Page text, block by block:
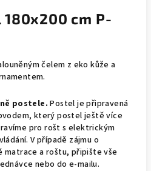
cm P-
čelem z eko kůže a
postele.Postel je připravená
který postel ještě více
pro rošt s elektrickým
V případě zájmu o
a roštu, připište vše
nebo do e-mailu.